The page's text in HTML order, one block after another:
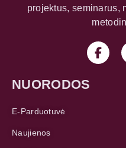
projektus, seminarus,
NUORODOS
E-Parduotuvė
Naujienos